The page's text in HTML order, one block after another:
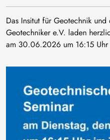
Das Insitut für Geotechnik
Geotechniker e.V. laden
am 30.06.2026 um 16:15 Uhr